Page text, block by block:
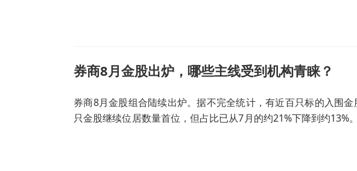
券商8月金股出炉，哪些主线受到机构青睐？
券商8月金股组合陆续出炉。据不完全统计，有近百只标的入围
只金股继续位居数量首位，但占比已从7月的约21%下降到约13%